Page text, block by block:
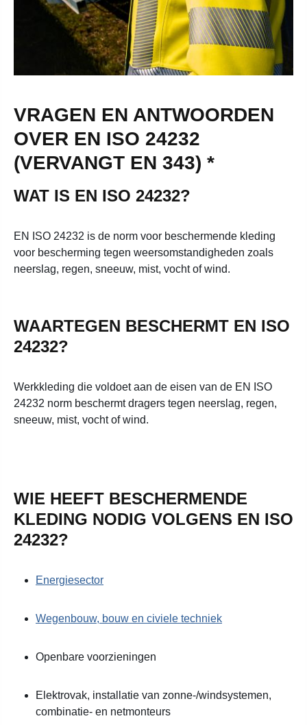
VRAGEN EN ANTWOORDEN
OVER EN ISO 24232
(VERVANGT EN 343) *
WAT IS EN ISO 24232?
EN ISO 24232 is de norm voor beschermende kleding
voor bescherming tegen weersomstandigheden zoals
neerslag, regen, sneeuw, mist, vocht of wind.
WAARTEGEN BESCHERMT EN ISO
24232?
Werkkleding die voldoet aan de eisen van de EN ISO
24232 norm beschermt dragers tegen neerslag, regen,
sneeuw, mist, vocht of wind.
WIE HEEFT BESCHERMENDE
KLEDING NODIG VOLGENS EN ISO
24232?
Energiesector
Wegenbouw, bouw en civiele techniek
Openbare voorzieningen
Elektrovak, installatie van zonne-/windsystemen,
combinatie- en netmonteurs